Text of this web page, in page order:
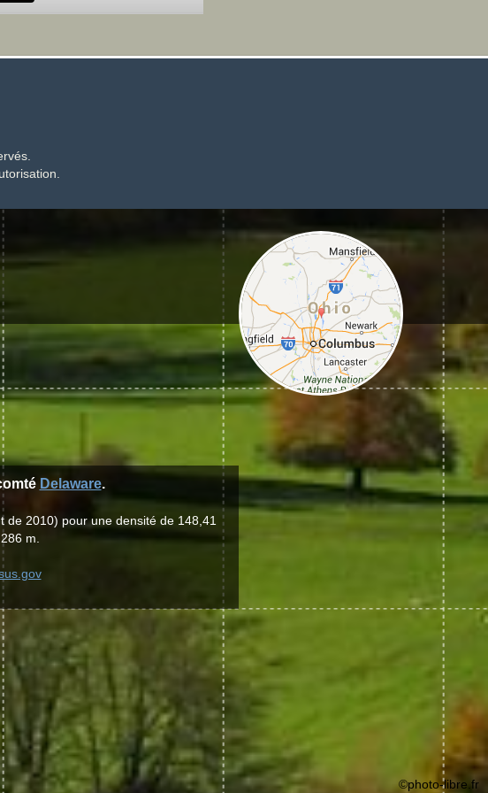
Delaware.
de 2010) pour une densité de 148,41
m.
©photo-libre.fr